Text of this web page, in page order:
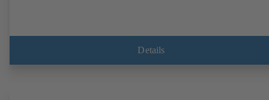
Details